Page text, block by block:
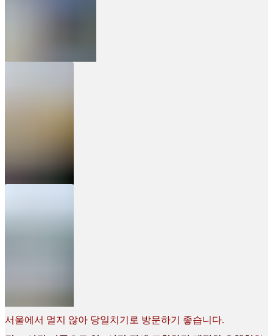
서울에서 멀지 않아 당일치기로 방문하기 좋습니다.